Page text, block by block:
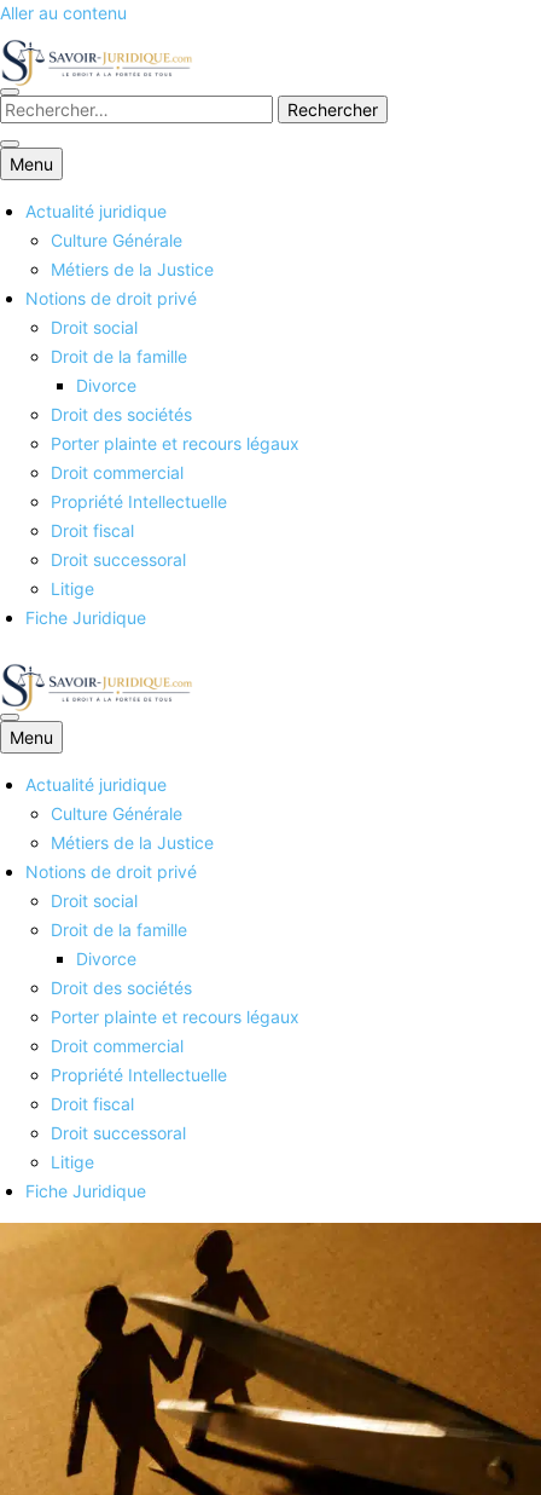
Aller au contenu
Savoirs juridiques
Menu
Actualité juridique
Culture Générale
Métiers de la Justice
Notions de droit privé
Droit social
Droit de la famille
Divorce
Droit des sociétés
Porter plainte et recours légaux
Droit commercial
Propriété Intellectuelle
Droit fiscal
Droit successoral
Litige
Fiche Juridique
Savoirs juridiques
Menu
Actualité juridique
Culture Générale
Métiers de la Justice
Notions de droit privé
Droit social
Droit de la famille
Divorce
Droit des sociétés
Porter plainte et recours légaux
Droit commercial
Propriété Intellectuelle
Droit fiscal
Droit successoral
Litige
Fiche Juridique